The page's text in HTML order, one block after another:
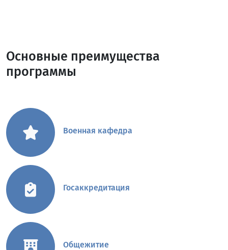
Основные преимущества
программы
Военная кафедра
Госаккредитация
Общежитие